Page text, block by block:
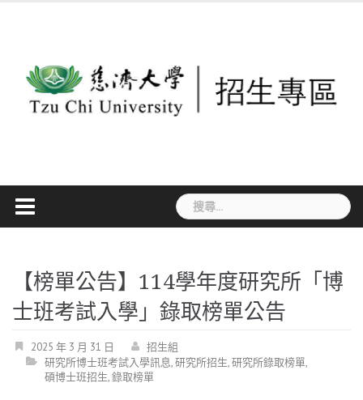
搜
尋
字:
【榜單公告】114學年度研究所「博
士班考試入學」錄取榜單公告
2025 年 3 月 31 日
招生組
研究所博士班考試入學訊息,研究所招生,研究所錄取榜單,
碩博士班招生,錄取榜單